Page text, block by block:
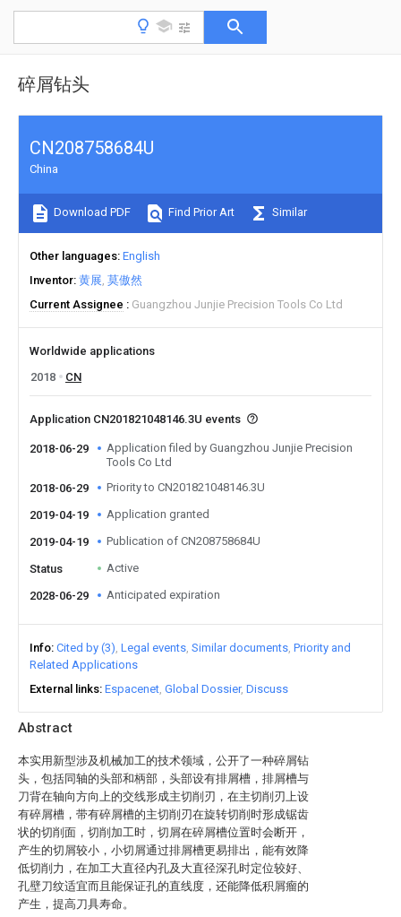
碎屑钻头
Abstract
本实用新型涉及机械加工的技术领域，公开了一种碎屑钻
头，包括同轴的头部和柄部，头部设有排屑槽，排屑槽与
刀背在轴向方向上的交线形成主切削刃，在主切削刃上设
有碎屑槽，带有碎屑槽的主切削刃在旋转切削时形成锯齿
状的切削面，切削加工时，切屑在碎屑槽位置时会断开，
产生的切屑较小，小切屑通过排屑槽更易排出，能有效降
低切削力，在加工大直径内孔及大直径深孔时定位较好、
孔壁刀纹适宜而且能保证孔的直线度，还能降低积屑瘤的
产生，提高刀具寿命。
CN208758684U
China
Download PDF Find Prior Art Similar
Other languages English
Inventor 黄展 莫傲然
Current Assignee
Guangzhou Junjie Precision Tools Co Ltd
Worldwide applications
2018
CN
Application CN201821048146.3U events
2018-06-29
Application filed by Guangzhou Junjie Precision
Tools Co Ltd
2018-06-29
Priority to CN201821048146.3U
2019-04-19 Application granted
2019-04-19 Publication of CN208758684U
Status Active
2028-06-29 Anticipated expiration
Info Cited by (3) Legal events Similar documents Priority and
Related Applications
External links Espacenet Global Dossier Discuss